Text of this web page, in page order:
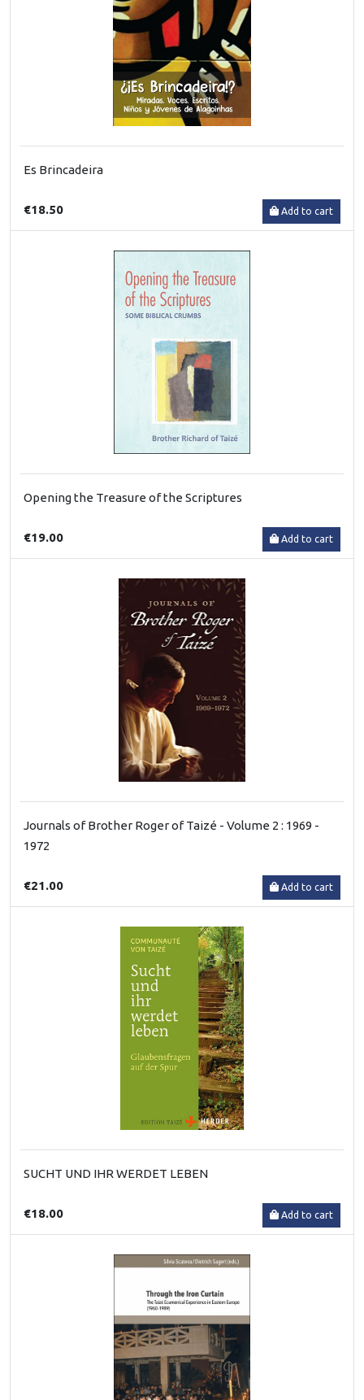
Es Brincadeira
€18.50 Add to cart
Opening the Treasure of the Scriptures
€19.00 Add to cart
Journals of Brother Roger of Taizé - Volume 2 : 1969 -
1972
€21.00 Add to cart
SUCHT UND IHR WERDET LEBEN
€18.00 Add to cart